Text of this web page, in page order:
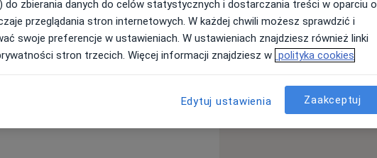
ortopedycznych (zabiegi z
wiedzę poszerzam i
organizowanych przez ośrodki o
kraju, jak również za granicą.
badania USG stawów
ruchu wraz elementami
do zbierania danych do celów statystycznych i dostarczania treści w oparciu o
przeglądania stron internetowych. W każdej chwili możesz sprawdzić i
swoje preferencje w ustawieniach. W ustawieniach znajdziesz również linki
stron trzecich. Więcej informacji znajdziesz w polityka cookies
Edytuj ustawienia Zaakceptuj